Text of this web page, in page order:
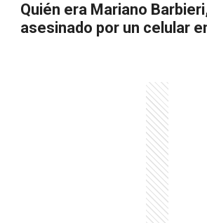
Quién era Mariano
asesinado por un celular